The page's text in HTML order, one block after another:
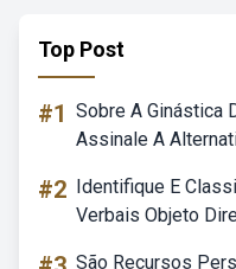
Top Post
#1 Sobre A Ginástica
Assinale A
#2 Identifique E
Verbais Objeto
São Recursos